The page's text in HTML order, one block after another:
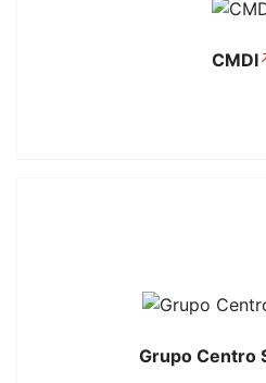
CMDI
Grupo Centro